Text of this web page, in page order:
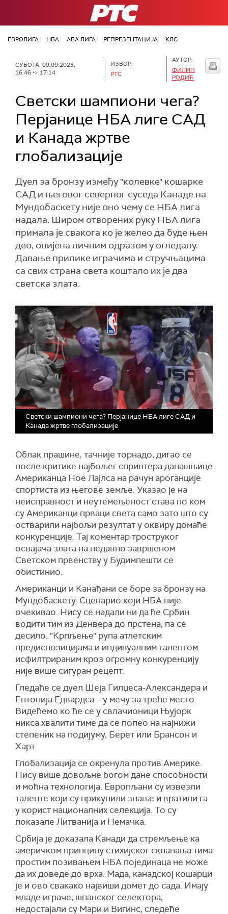
РТС
ЕВРОЛИГА НБА АБА ЛИГА РЕПРЕЗЕНТАЦИЈА КЛС
СУБОТА, 09.09.2023,
16:46 -> 17:14
ИЗВОР:
РТС
АУТОР:
ФИЛИП
РОДИЋ
Светски шампиони чега?
Перјанице НБА лиге САД
и Канада жртве
глобализације
Дуел за бронзу између "колевке" кошарке
САД и његовог северног суседа Канаде на
Мундобаскету није оно чему се НБА лига
надала. Широм отворених руку НБА лига
примала је свакога ко је желео да буде њен
део, опијена личним одразом у огледалу.
Давање прилике играчима и стручњацима
са свих страна света коштало их је два
светска злата.
Светски шампиони чега? Перјанице НБА лиге САД и
Канада жртве глобализације
Облак прашине, тачније торнадо, дигао се
после критике најбољег спринтера данашњице
Американца Ное Лајлса на рачун ароганције
спортиста из његове земље. Указао је на
неисправност и неутемељеност става по ком
су Американци прваци света само зато што су
остварили најбољи резултат у оквиру домаће
конкуренције. Тај коментар троструког
освајача злата на недавно завршеном
Светском првенству у Будимпешти се
обистинио.
Американци и Канађани се боре за бронзу на
Мундобаскету. Сценарио који НБА није
очекивао. Нису се надали ни да ће Србин
водити тим из Денвера до прстена, па се
десило. "Крпљење" рупа атлетским
предиспозицијама и индивуалним талентом
исфилтрираним кроз огромну конкуренцију
није више сигуран рецепт.
Гледаће се дуел Шеја Гилџеса-Александера и
Ентонија Едвардса – у мечу за треће место.
Видећемо ко ће се у свлачионици Њујорк
никса хвалити тиме да се попео на најнижи
степеник на подијуму, Берет или Брансон и
Харт.
Глобализација се окренула против Америке.
Нису више довољне богом дане способности
и моћна технологија. Европљани су извезли
таленте који су прикупили знање и вратили га
у корист националних селекција. То су
показале Литванија и Немачка.
Србија је доказала Канади да стремљење ка
америчком принципу стихијског склапања тима
простим позивањем НБА појединаца не може
да их доведе до врха. Мада, канадској кошарци
је и ово свакако највиши домет до сада. Имају
младе играче, шпанског селектора,
недостајали су Мари и Вигинс, следеће